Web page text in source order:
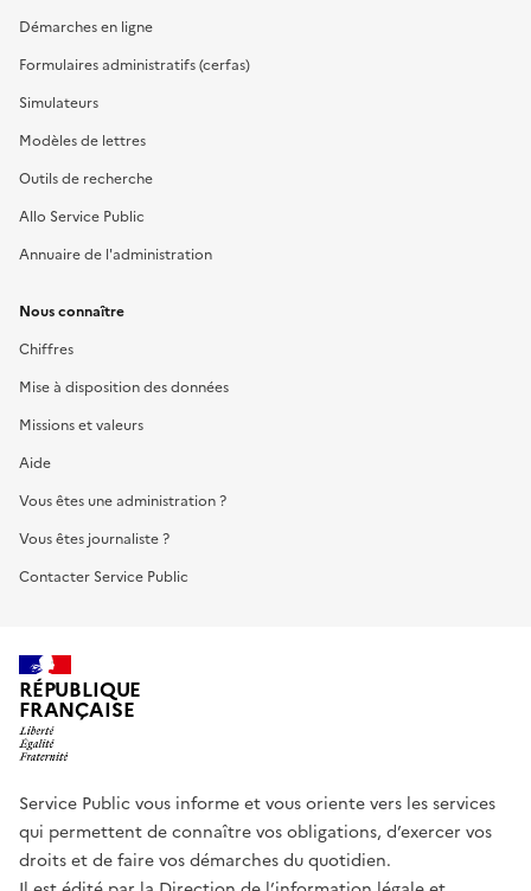
Démarches en ligne
Formulaires administratifs (cerfas)
Simulateurs
Modèles de lettres
Outils de recherche
Allo Service Public
Annuaire de l'administration
Nous connaître
Chiffres
Mise à disposition des données
Missions et valeurs
Aide
Vous êtes une administration ?
Vous êtes journaliste ?
Contacter Service Public
RÉPUBLIQUE
FRANÇAISE
Service Public vous informe et vous oriente vers les services
qui permettent de connaître vos obligations, d’exercer vos
droits et de faire vos démarches du quotidien.